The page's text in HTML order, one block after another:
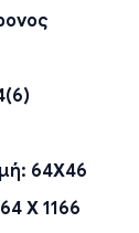
64X46
X 1166